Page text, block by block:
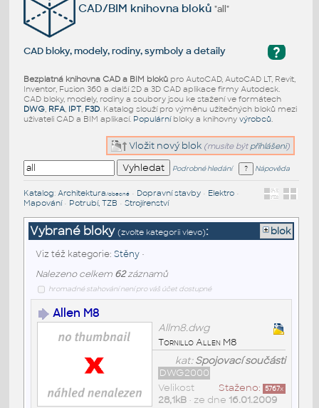
CAD/BIM knihovna bloků"all"
?
CAD bloky, modely, rodiny, symboly a detaily
Bezplatná knihovna CAD a BIM blokůpro AutoCAD, AutoCAD LT, Revit,
Inventor, Fusion 360 a další 2D a 3D CAD aplikace firmy Autodesk.
CAD bloky, modely, rodiny a soubory jsou ke stažení ve formátech
DWG, RFA, IPT, F3D. Katalog slouží pro výměnu užitečných bloků mezi
uživateli CAD a BIM aplikací. Populárníbloky a knihovny výrobců.
Vložit nový blok (musíte být přihlášeni)
Podrobné hledání Nápověda
Katalog: Architektura/obecné• Dopravní stavby• Elektro•
Mapování• Potrubí, TZB • Strojírenství
Vybrané bloky (zvolte kategorii vlevo): blok
Viz též kategorie: Stěny•
Nalezeno celkem 62záznamů
hromadné stahování není pro váš účet dostupné
Allen M8
Allm8.dwg
Tornillo Allen M8
kat:Spojovací součásti
DWG2000
Staženo: 5767x
Velikost
28,1kB• ze dne 16.01.2009